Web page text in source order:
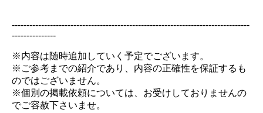
---------------------------------------------------------------------------------
---------------
※内容は随時追加していく予定でございます。
※ご参考までの紹介であり、内容の正確性を保証するも
のではございません。
※個別の掲載依頼については、お受けしておりませんの
でご容赦下さいませ。